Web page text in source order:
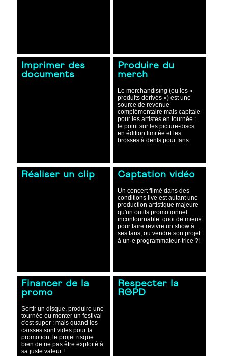
Imprimer des
documents
Produire du
merch
Le merchandising (ou les «
produits dérivés ») est une
source de revenue
complémentaire mais capitale
pour les artistes en tournée :
le point sur les picture-discs
en édition limitée et les
brosses à dents pour fans
Réaliser un clip Captation vidéo
Un concert filmé dans des
conditions live est autant une
production artistique majeure
qu'un outils promotionnel
incontournable: quoi de mieux
pour faire revivre un show à
ses fans, ou vendre son projet
à un·e programmateur·trice ?!
Financer de la
promo
Sortir un disque, produire une
tournée ou monter un festival
c'est super : mais quand les
caisses sont vides pour la
promotion, le projet risque
bien de ne pas être exploité à
sa juste valeur !
Respecter la
RGPD